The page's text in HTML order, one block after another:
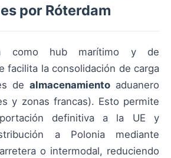
por Róterdam
como hub marítimo y de
facilita la consolidación de carga
de almacenamiento aduanero
y zonas francas). Esto permite
definitiva a la UE y
a Polonia mediante
o intermodal, reduciendo